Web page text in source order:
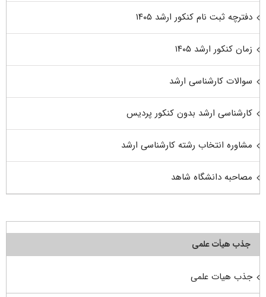
دفترچه ثبت نام کنکور ارشد ۱۴۰۵
زمان کنکور ارشد ۱۴۰۵
سوالات کارشناسی ارشد
کارشناسی ارشد بدون کنکور پردیس
مشاوره انتخاب رشته کارشناسی ارشد
مصاحبه دانشگاه شاهد
جذب هیأت علمی
جذب هیات علمی